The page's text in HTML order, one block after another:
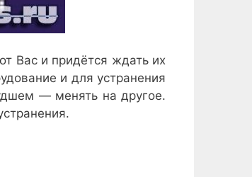
Вас и придётся ждать их
и для устранения
— менять на другое.